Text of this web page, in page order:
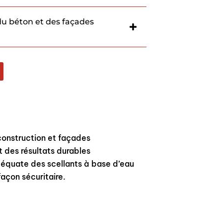
béton et des façades
et façades
des résultats durables
des scellants à base d’eau
sécuritaire.